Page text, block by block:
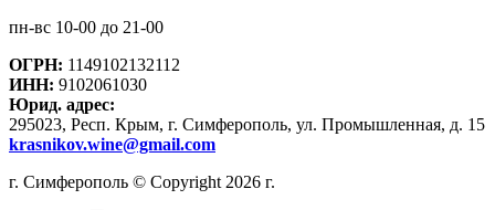
пн-вс 10-00 до 21-00
ОГРН: 1149102132112
ИНН: 9102061030
Юрид. адрес:
295023, Респ. Крым, г. Симферополь, ул. Промышленная, д. 15
krasnikov.wine@gmail.com
г. Симферополь © Copyright 2026 г.